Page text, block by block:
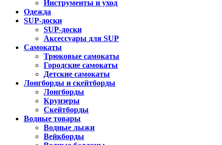
Инструменты и уход
Одежда
SUP-доски
SUP-доски
Аксессуары для SUP
Самокаты
Трюковые самокаты
Городские самокаты
Детские самокаты
Лонгборды и скейтборды
Лонгборды
Круизеры
Скейтборды
Водные товары
Водные лыжи
Вейкборды